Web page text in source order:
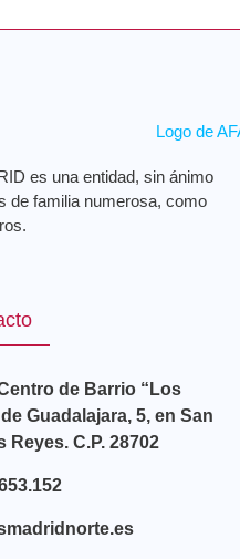
es una entidad, sin ánimo
de familia numerosa, como
de Barrio “Los
Guadalajara, 5, en San
Reyes. C.P. 28702